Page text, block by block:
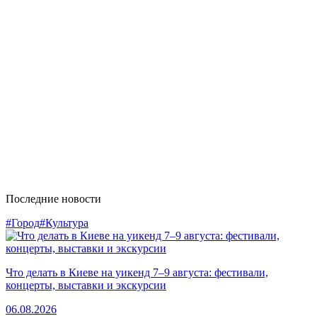
Последние новости
#Город#Культура
Что делать в Киеве на уикенд 7–9 августа: фестивали,
концерты, выставки и экскурсии
06.08.2026